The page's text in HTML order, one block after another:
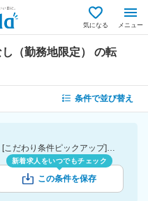
気になる メニュー
（勤務地限定）
の転
条件で並び替え
[勤務地]茨城県 [業種]冠婚葬祭業界 [こだわり条件ピックアップ]転勤なし（勤務地限定） [詳細条件](募集・採用情報)転勤なし（勤務地限定）
新着求人をいつでもチェック
この条件を保存